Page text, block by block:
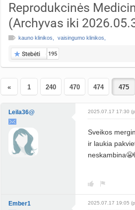
Reprodukcinės
(Archyvas iki
kauno klinikos vaisingumo klinikos
Stebėti 195
« 1 240 470 474
Leila36@ 2025.07.17 17:30
Sveikos
ir laukia
Ember1 2025.07.17 19:05